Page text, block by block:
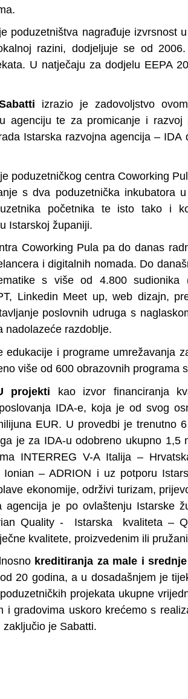
poduzetništva nagrađuje izvrsnost
razini, dodjeljuje se od
U natječaju za dodjelu EEPA
izrazio je zadovoljstvo
agenciju te za promicanje i
Istarska razvojna agencija – IDA
poduzetničkog centra Coworking
s dva poduzetnička inkubatora
početnika te isto tako i
Istarskoj županiji.
Coworking Pula pa do danas
i digitalnih nomada. Do
s više od 4.800
Linkedin Meet up, web dizajn,
poslovnih udruga s
nadolazeće razdoblje.
edukacije i programe umrežavanja
više od 600 obrazovnih programa
projekti kao izvor financiranja
IDA-e, koja je od svog
EUR. U provedbi je trenutno
je za IDA-u odobreno ukupno 1,5
INTERREG V-A Italija –
– ADRION i uz potporu
ekonomije, održivi turizam,
agencija je po ovlaštenju Istarske
Quality - Istarska kvaliteta –
kvalitete, proizvedenim ili
kreditiranja za male i
20 godina, a u dosadašnjem je
projekata ukupne
i gradovima uskoro krećemo s
je Sabatti.